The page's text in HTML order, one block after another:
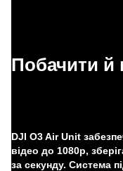
Побачити й
DJI O3 Air Unit
відео до 1080p,
за секунду. Система